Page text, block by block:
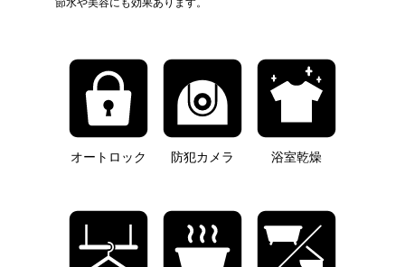
オートロック 防犯カメラ 浴室乾燥